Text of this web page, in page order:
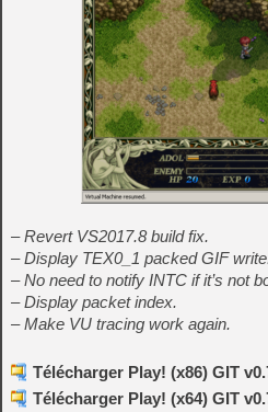
– Revert VS2017.8 build fix.
– Display TEX0_1 packed GIF
– No need to notify INTC if it’s not
– Display packet index.
– Make VU tracing work again.
Télécharger Play! (x86) GIT
Télécharger Play! (x64) GIT